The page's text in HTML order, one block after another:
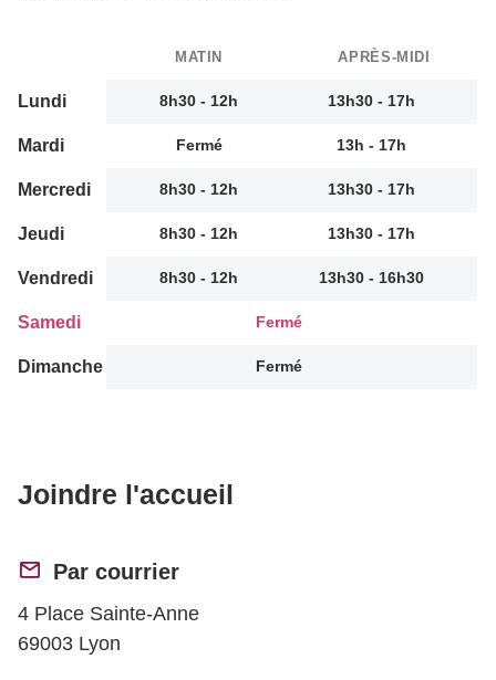
MATIN APRÈS-MIDI
Lundi 8h30 - 12h 13h30 - 17h
Mardi Fermé 13h - 17h
Mercredi 8h30 - 12h 13h30 - 17h
Jeudi 8h30 - 12h 13h30 - 17h
Vendredi 8h30 - 12h 13h30 - 16h30
Samedi Fermé
Dimanche Fermé
Joindre l'accueil
Par courrier
4 Place Sainte-Anne
69003 Lyon